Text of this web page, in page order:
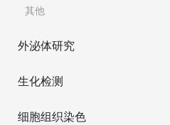
其他
外泌体研究
生化检测
细胞组织染色